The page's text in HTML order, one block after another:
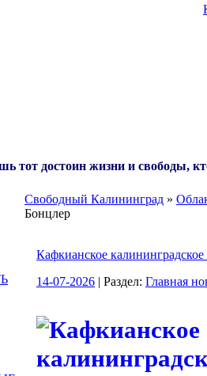
тот достоин жизни и свободы,
Свободный Калининград »
Бонцлер
Кафкианское калининградское
14-07-2026 | Раздел: Главная